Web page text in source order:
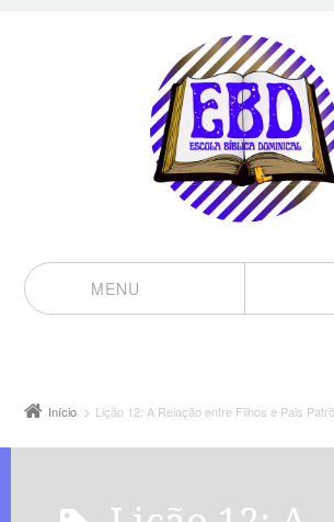
MENU
Início Lição 12: A Relação entre Filhos e Pais